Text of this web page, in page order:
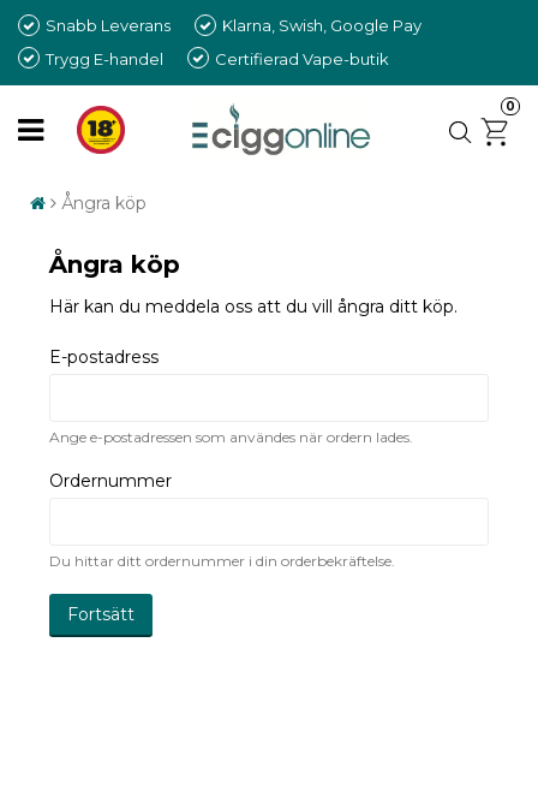
Snabb Leverans
Klarna, Swish, Google Pay
Trygg E-handel
Certifierad Vape-butik
0
Ångra köp
Ångra köp
Här kan du meddela oss att du vill ångra ditt köp.
E-postadress
Ange e-postadressen som användes när ordern lades.
Ordernummer
Du hittar ditt ordernummer i din orderbekräftelse.
Fortsätt